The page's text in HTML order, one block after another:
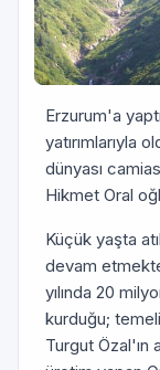
Erzurum'a
yatırımlarıyla
dünyası
Hikmet Oral
Küçük yaşta
devam
yılında 20
kurduğu;
Turgut Özal'ın